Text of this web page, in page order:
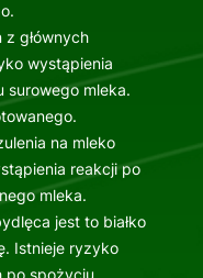
głównych
wystąpienia
surowego mleka.
na mleko
reakcji po
mleka.
jest to białko
Istnieje ryzyko